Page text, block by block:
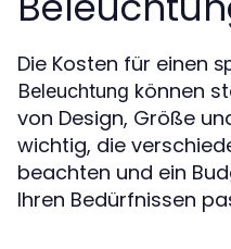
Die Kosten für einen
Beleuchtung können
von Design, Größe
wichtig, die
beachten und ein
Ihren Bedürfnissen